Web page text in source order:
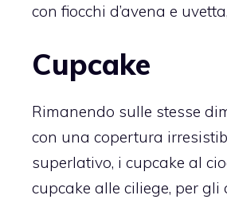
con fiocchi d’avena e uvetta
Cupcake
Rimanendo sulle stesse
con una copertura
superlativo, i cupcake al
cupcake alle ciliege, per gli